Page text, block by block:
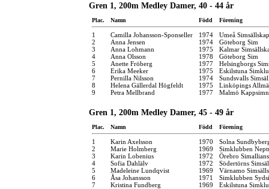
Gren 1, 200m Medley Damer, 40 - 44 år
Plac. Namn Född Förening
1 Camilla Johansson-Sponseller 1974
Umeå Simsällskap
2
Anna Jensen 1974
Göteborg Sim
3
Anna Lohmann 1975
Kalmar
4
Anna Olsson 1978
Göteborg Sim
5
Anette Fröberg 1977
Helsingborgs
6
Erika Meeker 1975
Eskilstuna
7
Pernilla Nilsson 1974
Sundsvalls
8
Helena Gällerdal Högfeldt 1975
Linköpings
9
Petra Mellbrand 1977 Malmö
Gren 1, 200m Medley Damer, 45 - 49 år
Plac. Namn Född Förening
1 Karin Axelsson 1970
Solna
2
Marie Holmberg 1969
Simklubben
3
Karin Lobenius 1972
Örebro Simallians
4
Sofia Dahlälv 1972
Södertörns
5
Madeleine Lundqvist 1969
Värnamo
6
Åsa Johansson 1971
Simklubben
7
Kristina Fundberg 1969 Eskilstuna